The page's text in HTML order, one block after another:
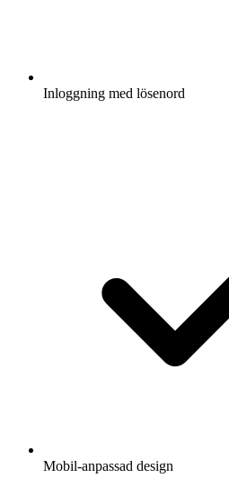
Inloggning med lösenord
Mobil-anpassad design